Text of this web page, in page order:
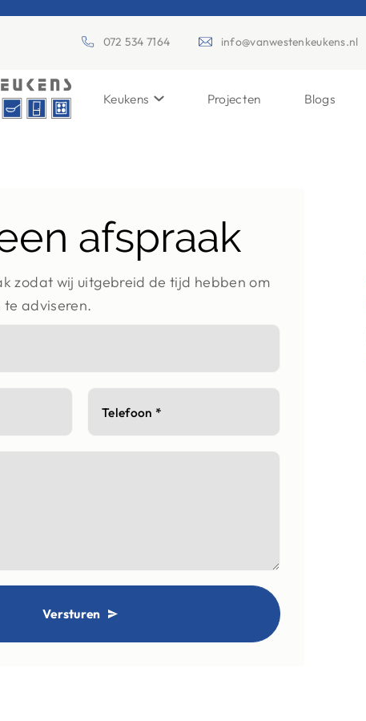
072 534 7164 info@vanwestenkeukens.nl
Keukens Projecten Blogs
afspraak
zodat wij uitgebreid de tijd hebben om
te adviseren.
Telefoon *
Versturen